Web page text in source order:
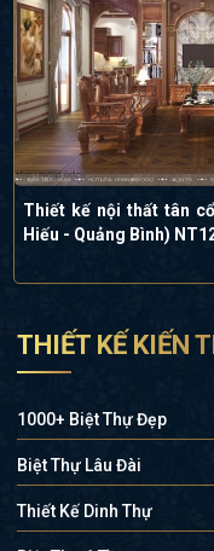
Thiết kế nội thất tân
Hiếu - Quảng Bình)
THIẾT KẾ KIẾN
1000+ Biệt Thự Đẹp
Biệt Thự Lâu Đài
Thiết Kế Dinh Thự